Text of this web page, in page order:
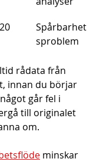
Spårbarhet
sproblem
rådata från
innan du börjar
går fel i
till originalet
om.
minskar